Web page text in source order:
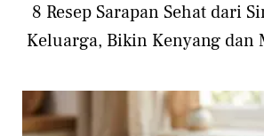
8 Resep Sarapan Sehat dari
Keluarga, Bikin Kenyang dan